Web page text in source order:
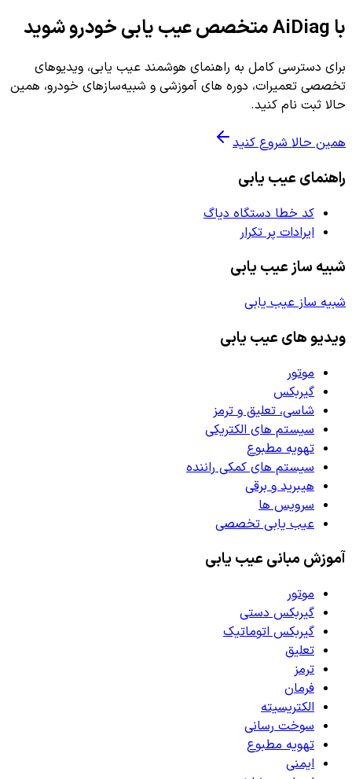
با AiDiag متخصص عیب یابی خودرو شوید
برای دسترسی کامل به راهنمای هوشمند عیب یابی، ویدیوهای
تخصصی تعمیرات، دوره های آموزشی و شبیه‌سازهای خودرو، همین
حالا ثبت نام کنید.
همین حالا شروع کنید
راهنمای عیب یابی
کد خطا دستگاه دیاگ
ایرادات پر تکرار
شبیه ساز عیب یابی
شبیه ساز عیب یابی
ویدیو های عیب یابی
موتور
گیربکس
شاسی، تعلیق و ترمز
سیستم های الکتریکی
تهویه مطبوع
سیستم های کمکی راننده
هیبرید و برقی
سرویس ها
عیب یابی تخصصی
آموزش مبانی عیب یابی
موتور
گیربکس دستی
گیربکس اتوماتیک
تعلیق
ترمز
فرمان
الکتریسیته
سوخت رسانی
تهویه مطبوع
ایمنی